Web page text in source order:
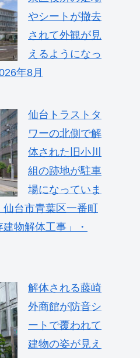
やシートが撤去
されて外観が見
えるようになっ
年8月
仙台トラストタ
ワーの北側で解
体された旧小川
組の跡地が駐車
場になっていま
台市青葉区一番町
物解体工事」・
解体される藤崎
外商館が防音シ
ートで覆われて
建物の姿が見え